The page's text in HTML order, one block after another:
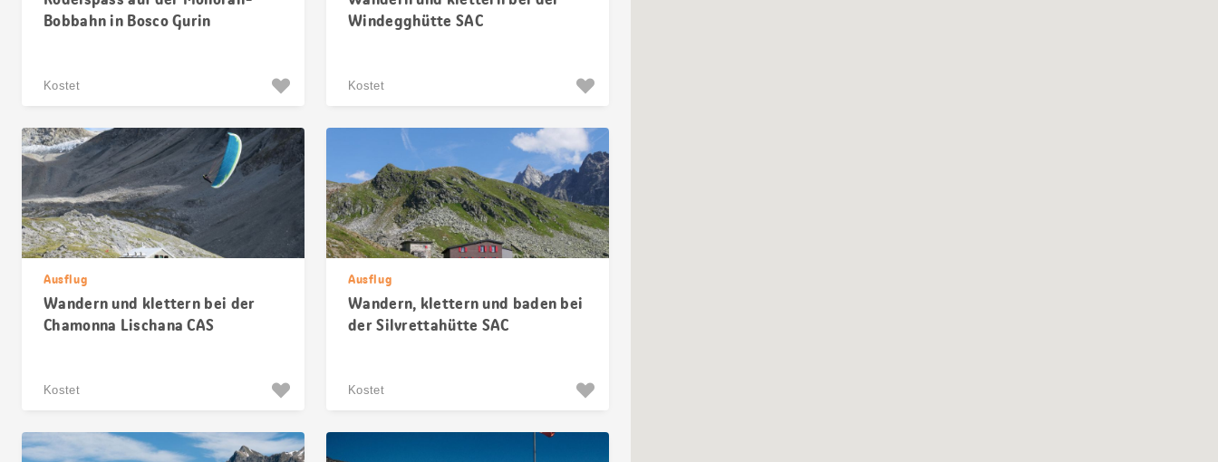
Bobbahn in Bosco Gurin
Kostet
Windegghütte SAC
Kostet
Ausflug
Wandern und klettern bei der
Chamonna Lischana CAS
Kostet
Ausflug
Wandern, klettern und baden bei
der Silvrettahütte SAC
Kostet